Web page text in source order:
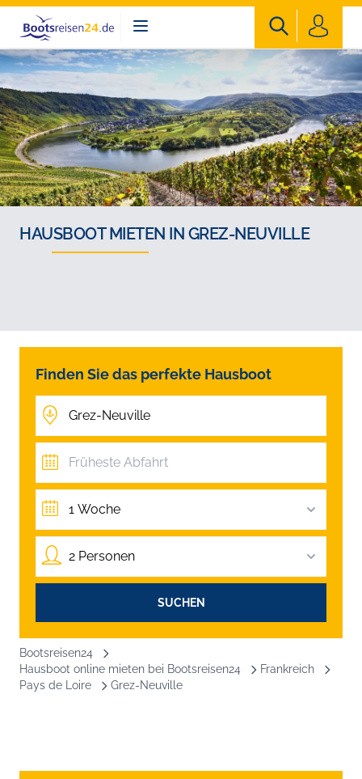
Bootsreisen24
HAUSBOOT MIETEN IN GREZ-NEUVILLE
Finden Sie das perfekte Hausboot
1 Woche
2 Personen
SUCHEN
Bootsreisen24
Hausboot online mieten bei Bootsreisen24
Frankreich
Pays de Loire
Grez-Neuville